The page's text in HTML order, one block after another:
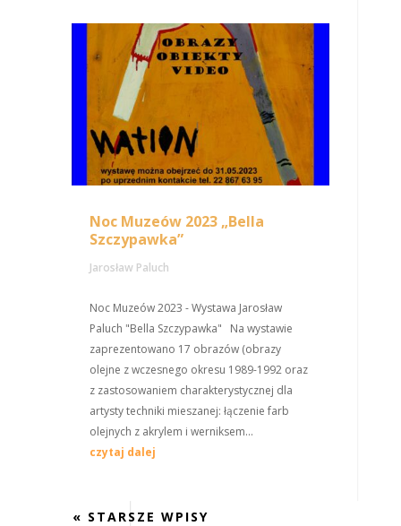
Noc Muzeów 2023 „Bella
Szczypawka”
Jarosław Paluch
Noc Muzeów 2023 - Wystawa Jarosław
Paluch "Bella Szczypawka" Na wystawie
zaprezentowano 17 obrazów (obrazy
olejne z wczesnego okresu 1989-1992 oraz
z zastosowaniem charakterystycznej dla
artysty techniki mieszanej: łączenie farb
olejnych z akrylem i werniksem...
czytaj dalej
« STARSZE WPISY